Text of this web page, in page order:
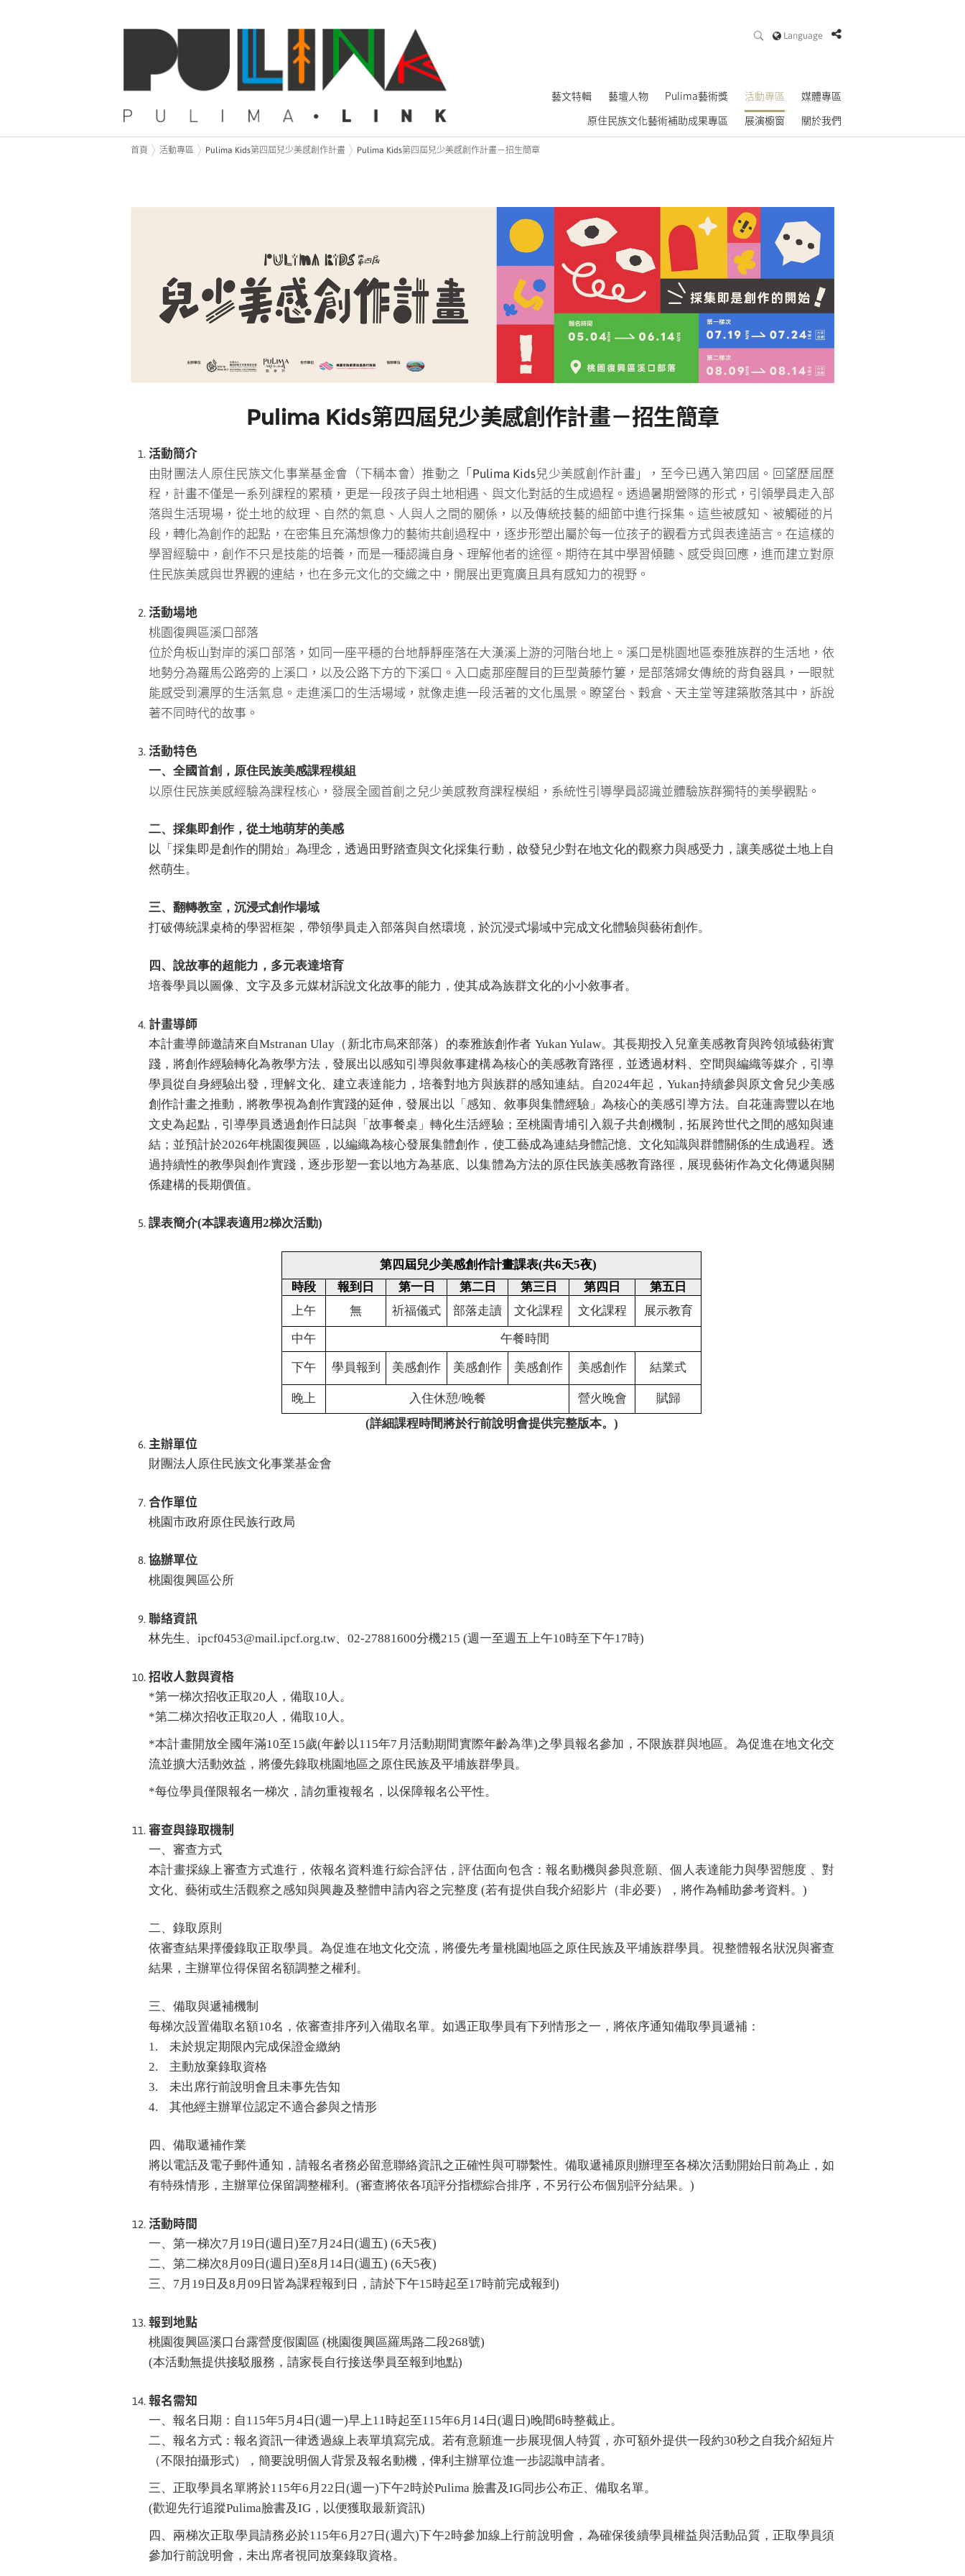
Language
藝文特輯 藝壇人物 Pulima藝術獎 活動專區
媒體專區
原住民族文化藝術補助成果專區
展演櫥窗 關於我們
首頁 活動專區 Pulima Kids第四屆兒少美感創作計畫 Pulima Kids第四屆兒少美感創作計畫－招生簡章
Pulima Kids第四屆兒少美感創作計畫－招生簡章
活動簡介
由財團法人原住民族文化事業基金會（下稱本會）推動之「Pulima Kids兒少美感創作計畫」，至今已邁入第四屆。回望歷屆歷
程，計畫不僅是一系列課程的累積，更是一段孩子與土地相遇、與文化對話的生成過程。 透過暑期營隊的形式，引領學員走入部
落與生活現場，從土地的紋理、自然的氣息、人與人之間的關係，以及傳統技藝的細節中進行採集。這些被感知、被觸碰的片
段，轉化為創作的起點，在密集且充滿想像力的藝術共創過程中，逐步形塑出屬於每一位孩子的觀看方式與表達語言。 在這樣的
學習經驗中，創作不只是技能的培養，而是一種認識自身、理解他者的途徑。期待在其中學習傾聽、感受與回應，進而建立對原
住民族美感與世界觀的連結，也在多元文化的交織之中，開展出更寬廣且具有感知力的視野。
活動場地
桃園復興區溪口部落
位於角板山對岸的溪口部落，如同一座平穩的台地靜靜座落在大漢溪上游的河階台地上。溪口是桃園地區泰雅族群的生活地，依
地勢分為羅馬公路旁的上溪口，以及公路下方的下溪口。入口處那座醒目的巨型黃藤竹簍，是部落婦女傳統的背負器具，一眼就
能感受到濃厚的生活氣息。走進溪口的生活場域，就像走進一段活著的文化風景。瞭望台、穀倉、天主堂等建築散落其中，訴說
著不同時代的故事。
活動特色
一、全國首創，原住民族美感課程模組
以原住民族美感經驗為課程核心，發展全國首創之兒少美感教育課程模組，系統性引導學員認識並體驗族群獨特的美學觀點。
二、採集即創作，從土地萌芽的美感
以「採集即是創作的開始」為理念，透過田野踏查與文化採集行動，啟發兒少對在地文化的觀察力與感受力，讓美感從土地上自
然萌生。
三、翻轉教室，沉浸式創作場域
打破傳統課桌椅的學習框架，帶領學員走入部落與自然環境，於沉浸式場域中完成文化體驗與藝術創作。
四、說故事的超能力，多元表達培育
培養學員以圖像、文字及多元媒材訴說文化故事的能力，使其成為族群文化的小小敘事者。
計畫導師
本計畫導師邀請來自Mstranan Ulay（新北市烏來部落）的泰雅族創作者 Yukan Yulaw。其長期投入兒童美感教育與跨領域藝術實
踐，將創作經驗轉化為教學方法，發展出以感知引導與敘事建構為核心的美感教育路徑，並透過材料、空間與編織等媒介，引導
學員從自身經驗出發，理解文化、建立表達能力，培養對地方與族群的感知連結。自2024年起，Yukan持續參與原文會兒少美感
創作計畫之推動，將教學視為創作實踐的延伸，發展出以「感知、敘事與集體經驗」為核心的美感引導方法。自花蓮壽豐以在地
文史為起點，引導學員透過創作日誌與「故事餐桌」轉化生活經驗；至桃園青埔引入親子共創機制，拓展跨世代之間的感知與連
結；並預計於2026年桃園復興區，以編織為核心發展集體創作，使工藝成為連結身體記憶、文化知識與群體關係的生成過程。透
過持續性的教學與創作實踐，逐步形塑一套以地方為基底、以集體為方法的原住民族美感教育路徑，展現藝術作為文化傳遞與關
係建構的長期價值。
課表簡介(本課表適用2梯次活動)
第四屆兒少美感創作計畫課表(共6天5夜)
時段
報到日 第一日 第二日 第三日 第四日
第五日
上午
無 祈福儀式 部落走讀 文化課程 文化課程 展示教育
中午 午餐時間
下午 學員報到 美感創作 美感創作 美感創作 美感創作 結業式
晚上 入住休憩/晚餐 營火晚會
賦歸
(詳細課程時間將於行前說明會提供完整版本。)
主辦單位
財團法人原住民族文化事業基金會
合作單位
桃園市政府原住民族行政局
協辦單位
桃園復興區公所
聯絡資訊
林先生、ipcf0453@mail.ipcf.org.tw、02-27881600分機215 (週一至週五上午10時至下午17時)
招收人數與資格
*第一梯次招收正取20 人，備取10 人。
*第二梯次招收正取20人，備取10人。
*本計畫開放全國年滿10至15歲(年齡以115年7月活動期間實際年齡為準)之學員報名參加，不限族群與地區。為促進在地文化交
流並擴大活動效益，將優先錄取桃園地區之原住民族及平埔族群學員。
*每位學員僅限報名一梯次，請勿重複報名，以保障報名公平性。
審查與錄取機制
一、審查方式
本計畫採線上審查方式進行，依報名資料進行綜合評估，評估面向包含：報名動機與參與意願、個人表達能力與學習態度 、對
文化、藝術或生活觀察之感知與興趣及整體申請內容之完整度 (若有提供自我介紹影片（非必要），將作為輔助參考資料。 )
二、錄取原則
依審查結果擇優錄取正取學員。 為促進在地文化交流，將優先考量桃園地區之原住民族及平埔族群學員。 視整體報名狀況與審查
結果，主辦單位得保留名額調整之權利。
三、備取與遞補機制
每梯次設置備取名額10名，依審查排序列入備取名單。 如遇正取學員有下列情形之一，將依序通知備取學員遞補：
1. 未於規定期限內完成保證金繳納
2. 主動放棄錄取資格
3. 未出席行前說明會且未事先告知
4. 其他經主辦單位認定不適合參與之情形
四、 備取遞補作業
將以電話及電子郵件通知，請報名者務必留意聯絡資訊之正確性與可聯繫性。備取遞補原則辦理至各梯次活動開始日前為止，如
有特殊情形，主辦單位保留調整權利。(審查將依各項評分指標綜合排序，不另行公布個別評分結果。)
活動時間
一、第一梯次7月19日(週日)至7月24日(週五) (6天5夜)
二、第二梯次8月09日(週日)至8月14日(週五) (6天5夜)
三、7月19日及8月09日皆為課程報到日，請於下午15時起至17時前完成報到)
報到地點
桃園復興區溪口台露營度假園區 (桃園復興區羅馬路二段268號)
(本活動無提供接駁服務，請家長自行接送學員至報到地點)
報名需知
一、報名日期：自115年5月4日(週一)早上11時起至115年6月14日(週日)晚間6時整截止。
二、報名方式：報名資訊一律透過線上表單填寫完成。若有意願進一步展現個人特質，亦可額外提供一段約30秒之自我介紹短片
（不限拍攝形式），簡要說明個人背景及報名動機，俾利主辦單位進一步認識申請者。
三、 正取學員名單將於115年6月22日(週一)下午2時於Pulima 臉書及IG同步公布正、備取名單。
(歡迎先行追蹤Pulima臉書及IG，以便獲取最新資訊)
四、 兩梯次正取學員請務必於115年6月27日(週六)下午2時參加線上行前說明會，為確保後續學員權益與活動品質，正取學員須
參加行前說明會，未出席者視同放棄錄取資格。